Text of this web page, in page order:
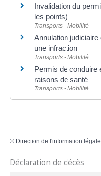
Invalidation du
les points)
Transports - Mobilité
Annulation
une infraction
Transports - Mobilité
Permis de conduire
raisons de santé
Transports - Mobilité
© Direction de l'information
Déclaration de décès